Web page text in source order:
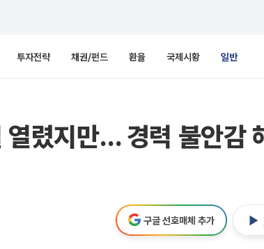
투자전략 채권/펀드 환율 국제시황 일반
열렸지만… 경력 불안
구글 선호매체 추가